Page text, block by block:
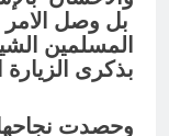
بل وصل الامر
المسلمين
بذكرى الزيارة
وحصدت نجاحها